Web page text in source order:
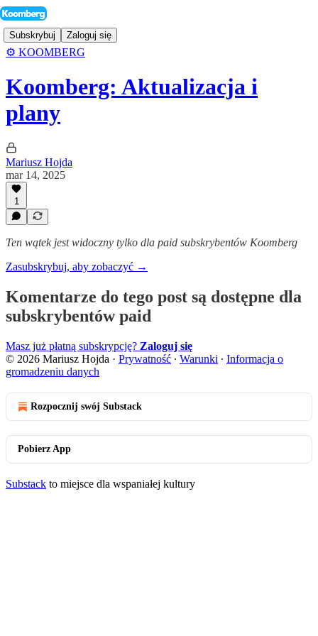
Subskrybuj Zaloguj się
⚙️ KOOMBERG
Koomberg: Aktualizacja i
plany
Mariusz Hojda
mar 14, 2025
1
Ten wątek jest widoczny tylko dla paid subskrybentów Koomberg
Zasubskrybuj, aby zobaczyć →
Komentarze do tego post są dostępne dla
subskrybentów paid
Masz już płatną subskrypcję? Zaloguj się
© 2026 Mariusz Hojda · Prywatność ∙ Warunki ∙ Informacja o
gromadzeniu danych
Rozpocznij swój Substack
Pobierz App
Substack to miejsce dla wspaniałej kultury